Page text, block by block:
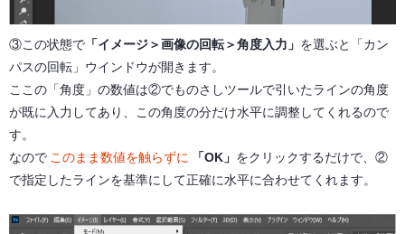
③この状態で 「イメージ＞画像の回転＞角度入力」 を選ぶと「カン
パスの回転」ウインドウが開きます。
ここの「角度」の数値は②でものさしツールで引いたラインの角度
が既に入力してあり、この角度の分だけ水平に調整してくれるので
す。
なので このまま数値を触らずに 「OK」 をクリックするだけで、②
で指定したラインを基準にして正確に水平に合わせてくれます。